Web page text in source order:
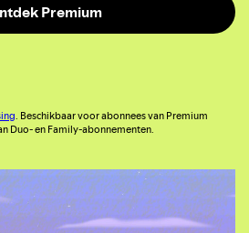
Premium
. Beschikbaar voor abonnees van Premium
Duo- en Family-abonnementen.